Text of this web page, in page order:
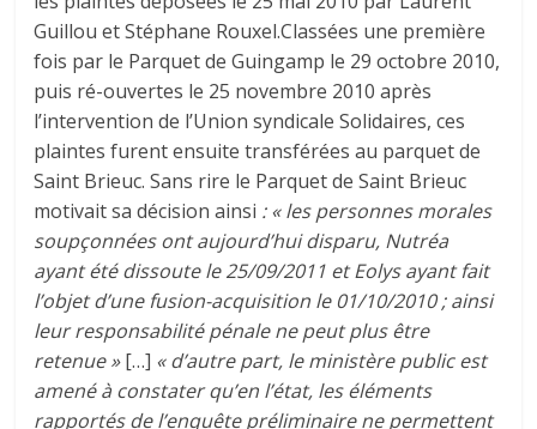
Guillou et Stéphane Rouxel.Classées une première
fois par le Parquet de Guingamp le 29 octobre 2010,
puis ré-ouvertes le 25 novembre 2010 après
l’intervention de l’Union syndicale Solidaires, ces
plaintes furent ensuite transférées au parquet de
Saint Brieuc. Sans rire le Parquet de Saint Brieuc
motivait sa décision ainsi : « les personnes morales
soupçonnées ont aujourd’hui disparu, Nutréa
ayant été dissoute le 25/09/2011 et Eolys ayant fait
l’objet d’une fusion-acquisition le 01/10/2010 ; ainsi
leur responsabilité pénale ne peut plus être
retenue »[…] « d’autre part, le ministère public est
amené à constater qu’en l’état, les éléments
rapportés de l’enquête préliminaire ne permettent